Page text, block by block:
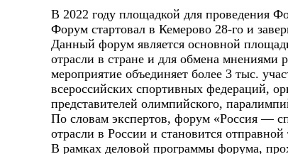
В 2022 году площадкой для проведения
Форум стартовал в Кемерово 28-го и
Данный форум является основной
отрасли в стране и для обмена мнениями
мероприятие объединяет более 3 тыс.
всероссийских спортивных федераций,
представителей олимпийского,
По словам экспертов, форум «Россия —
отрасли в России и становится
В рамках деловой программы форума,